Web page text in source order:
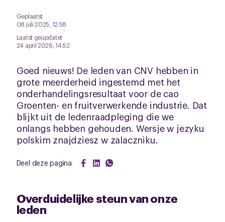
Geplaatst
08 juli 2025, 12:58
Laatst geüpdatet
24 april 2026, 14:52
Goed nieuws! De leden van CNV hebben in
grote meerderheid ingestemd met het
onderhandelingsresultaat voor de cao
Groenten- en fruitverwerkende industrie. Dat
blijkt uit de ledenraadpleging die we
onlangs hebben gehouden. Wersje w jezyku
polskim znajdziesz w zalaczniku.
Deel deze pagina
Overduidelijke steun van onze
leden